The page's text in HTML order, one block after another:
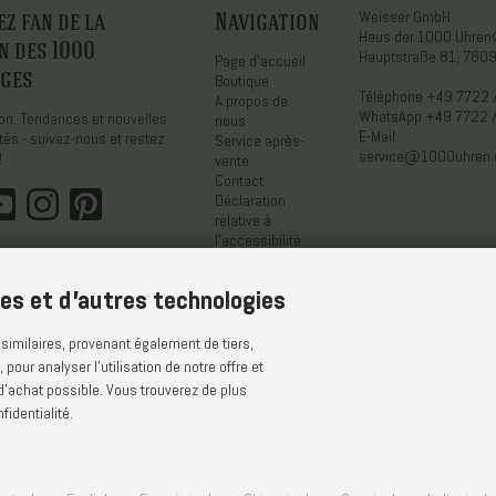
fan de la
des 1000
Tendances et nouvelles
- suivez-nous et restez
Navigation
Page d'accueil
Boutique
A propos de
nous
Service après-
vente
Contact
Déclaration
relative à
l'accessibilité
Weisser GmbH
Haus der 1000
Hauptstraße 81,
Téléphone +49 7722
WhatsApp +49 7722
E-Mail
Vie privée et protection des données
et d'autres technologies
provenant également de tiers,
analyser l'utilisation de notre offre et
possible. Vous trouverez de plus